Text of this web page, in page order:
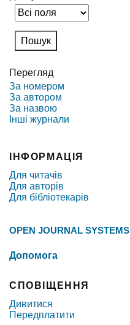
Перегляд
За номером
За автором
За назвою
Інші журнали
ІНФОРМАЦІЯ
Для читачів
Для авторів
Для бібліотекарів
OPEN JOURNAL SYSTEMS
Допомога
СПОВІЩЕННЯ
Дивитися
Передплатити